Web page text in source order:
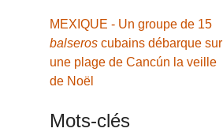
MEXIQUE - Un groupe de 15
balseros cubains débarque sur
une plage de Cancún la veille
de Noël
Mots-clés